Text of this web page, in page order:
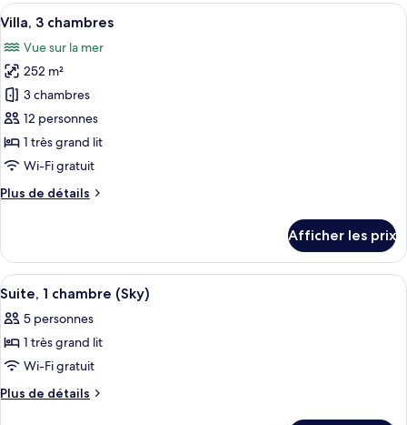
chambres
Afficher
toutes
les
photos
pour
ce
type
de
chambre :
Villa,
Un salon moderne avec un canapé
23
Villa, 3 chambres
Vue sur la mer
252 m²
3 chambres
12 personnes
1 très grand lit
Wi-Fi gratuit
Plus de détails
Plus
Villa,
chambres
Afficher les prix
Afficher
toutes
les
photos
pour
ce
Une chambre d’hôtel avec deux lits,
9
Suite, 1 chambre (Sky)
5 personnes
1 très grand lit
Wi-Fi gratuit
Plus de détails
Plus